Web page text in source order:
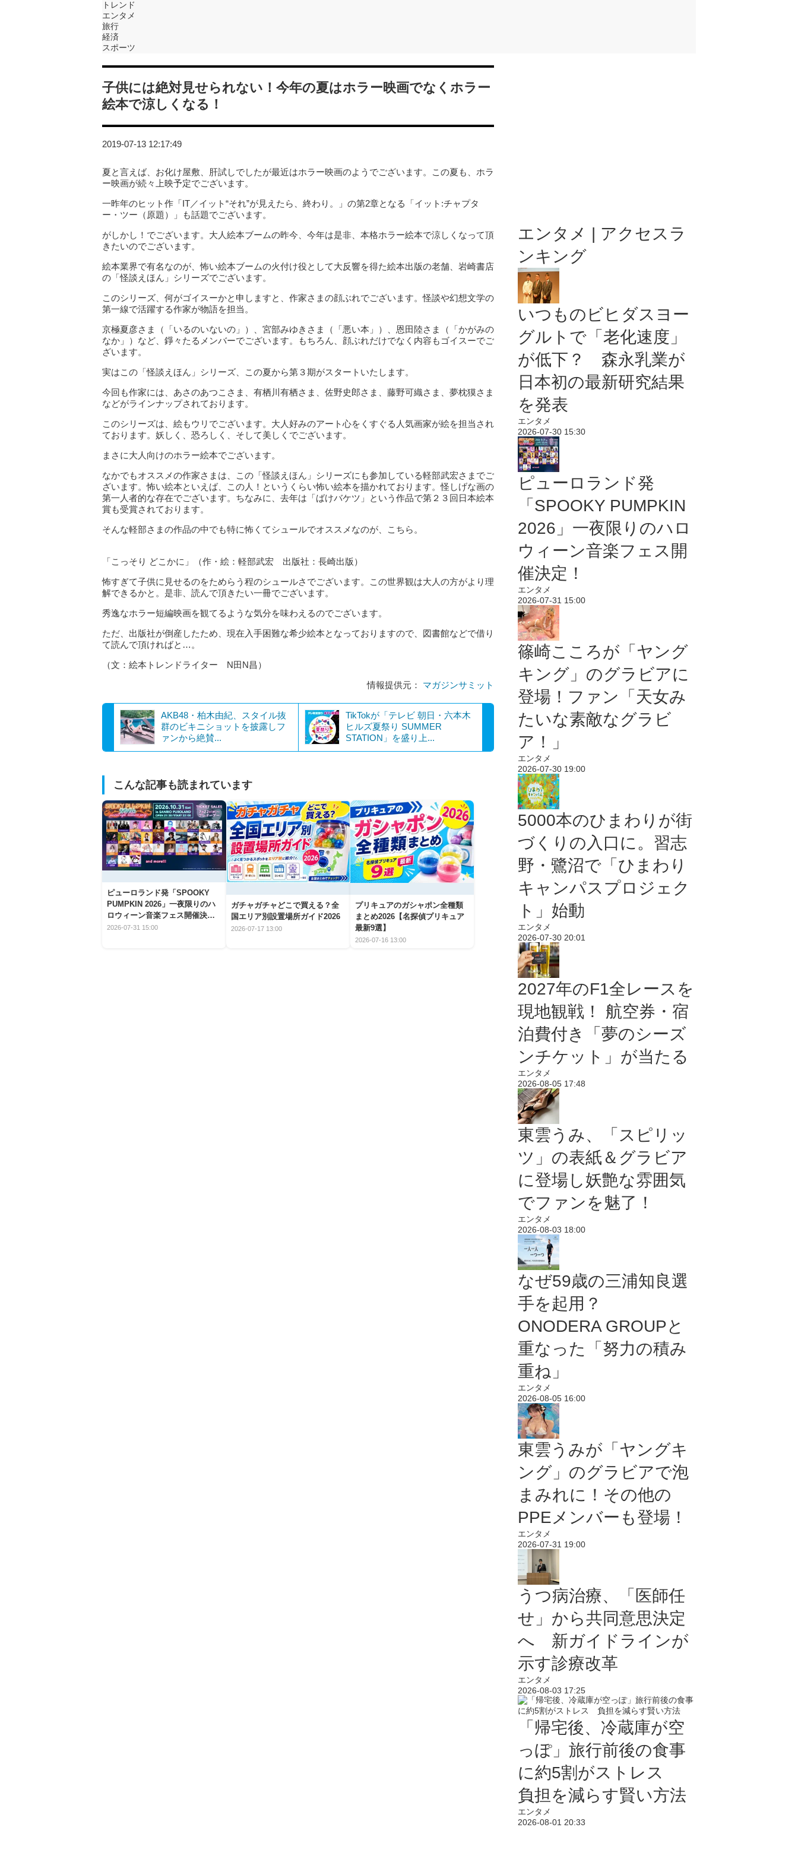
トレンド
エンタメ
旅行
経済
スポーツ
子供には絶対見せられない！今年の夏はホラー映画でなくホラー
絵本で涼しくなる！
2019-07-13 12:17:49
夏と言えば、お化け屋敷、肝試しでしたが最近はホラー映画のようでございます。この夏も、ホラ
ー映画が続々上映予定でございます。
一昨年のヒット作「IT／イット“それ”が見えたら、終わり。」の第2章となる「イット:チャプタ
ー・ツー（原題）」も話題でございます。
がしかし！でございます。大人絵本ブームの昨今、今年は是非、本格ホラー絵本で涼しくなって頂
きたいのでございます。
絵本業界で有名なのが、怖い絵本ブームの火付け役として大反響を得た絵本出版の老舗、岩崎書店
の「怪談えほん」シリーズでございます。
このシリーズ、何がゴイスーかと申しますと、作家さまの顔ぶれでございます。怪談や幻想文学の
第一線で活躍する作家が物語を担当。
京極夏彦さま（「いるのいないの」）、宮部みゆきさま（「悪い本」）、恩田陸さま（「かがみの
なか」）など、錚々たるメンバーでございます。もちろん、顔ぶれだけでなく内容もゴイスーでご
ざいます。
実はこの「怪談えほん」シリーズ、この夏から第３期がスタートいたします。
今回も作家には、あさのあつこさま、有栖川有栖さま、佐野史郎さま、藤野可織さま、夢枕獏さま
などがラインナップされております。
このシリーズは、絵もウリでございます。大人好みのアート心をくすぐる人気画家が絵を担当され
ております。妖しく、恐ろしく、そして美しくでございます。
まさに大人向けのホラー絵本でございます。
なかでもオススメの作家さまは、この「怪談えほん」シリーズにも参加している軽部武宏さまでご
ざいます。怖い絵本といえば、この人！というくらい怖い絵本を描かれております。怪しげな画の
第一人者的な存在でございます。ちなみに、去年は「ばけバケツ」という作品で第２３回日本絵本
賞も受賞されております。
そんな軽部さまの作品の中でも特に怖くてシュールでオススメなのが、こちら。
「こっそり どこかに」（作・絵：軽部武宏 出版社：長崎出版）
怖すぎて子供に見せるのをためらう程のシュールさでございます。この世界観は大人の方がより理
解できるかと。是非、読んで頂きたい一冊でございます。
秀逸なホラー短編映画を観てるような気分を味わえるのでございます。
ただ、出版社が倒産したため、現在入手困難な希少絵本となっておりますので、図書館などで借り
て読んで頂ければと…。
（文：絵本トレンドライター N田N昌）
情報提供元： マガジンサミット
AKB48・柏木由紀、スタイル抜
群のビキニショットを披露しフ
ァンから絶賛...
TikTokが「テレビ 朝日・六本木
ヒルズ夏祭り SUMMER
STATION」を盛り上...
こんな記事も読まれています
ピューロランド発「SPOOKY
PUMPKIN 2026」一夜限りのハ
ロウィーン音楽フェス開催決
定！
2026-07-31 15:00
ガチャガチャどこで買える？全
国エリア別設置場所ガイド2026
2026-07-17 13:00
プリキュアのガシャポン全種類
まとめ2026【名探偵プリキュア
最新9選】
2026-07-16 13:00
エンタメ | アクセスラ
ンキング
いつものビヒダスヨー
グルトで「老化速度」
が低下？ 森永乳業が
日本初の最新研究結果
を発表
エンタメ
2026-07-30 15:30
ピューロランド発
「SPOOKY PUMPKIN
2026」一夜限りのハロ
ウィーン音楽フェス開
催決定！
エンタメ
2026-07-31 15:00
篠崎こころが「ヤング
キング」のグラビアに
登場！ファン「天女み
たいな素敵なグラビ
ア！」
エンタメ
2026-07-30 19:00
5000本のひまわりが街
づくりの入口に。習志
野・鷺沼で「ひまわり
キャンパスプロジェク
ト」始動
エンタメ
2026-07-30 20:01
2027年のF1全レースを
現地観戦！ 航空券・宿
泊費付き「夢のシーズ
ンチケット」が当たる
エンタメ
2026-08-05 17:48
東雲うみ、「スピリッ
ツ」の表紙＆グラビア
に登場し妖艶な雰囲気
でファンを魅了！
エンタメ
2026-08-03 18:00
なぜ59歳の三浦知良選
手を起用？
ONODERA GROUPと
重なった「努力の積み
重ね」
エンタメ
2026-08-05 16:00
東雲うみが「ヤングキ
ング」のグラビアで泡
まみれに！その他の
PPEメンバーも登場！
エンタメ
2026-07-31 19:00
うつ病治療、「医師任
せ」から共同意思決定
へ 新ガイドラインが
示す診療改革
エンタメ
2026-08-03 17:25
「帰宅後、冷蔵庫が空
っぽ」旅行前後の食事
に約5割がストレス
負担を減らす賢い方法
エンタメ
2026-08-01 20:33